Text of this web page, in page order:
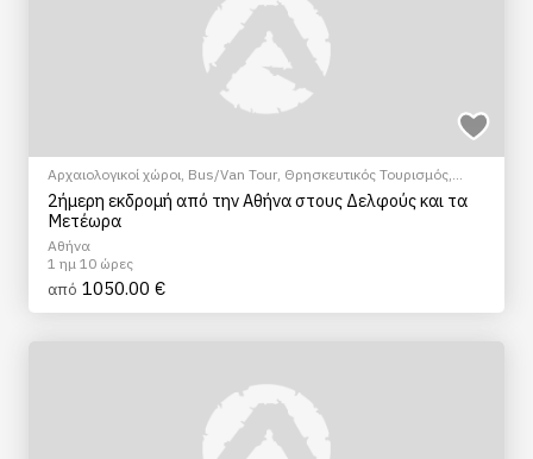
Αρχαιολογικοί χώροι, Bus/Van Tour, Θρησκευτικός Τουρισμός,
Μουσεία
Ξεναγήσεις/Αξιοθέατα , Πολιτιστικά - Πολιτισμικά
2ήμερη εκδρομή από την Αθήνα στους Δελφούς και τα
Μετέωρα
Αθήνα
1 ημ 10 ώρες
από 1050.00 €